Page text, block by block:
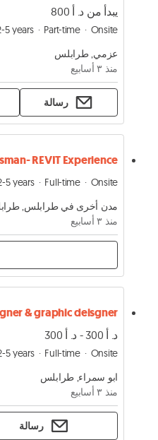
يبدأ من د. أ 800
5 years Part-time
Onsite
عزمي, طرابلس
منذ ٣ أسابيع
رسالة
REVIT Experience
5 years Full-time
Onsite
مدن أخرى في طرابلس,
منذ ٣ أسابيع
د. أ 300 - د. أ 300
5 years Full-time
Onsite
ابو سمراء, طرابلس
منذ ٣ أسابيع
رسالة